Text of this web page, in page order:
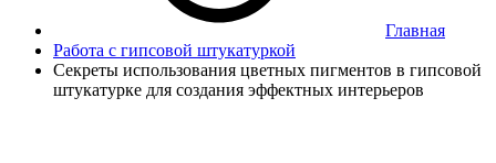
Главная
Работа с гипсовой штукатуркой
Секреты использования цветных пигментов в гипсовой
штукатурке для создания эффектных интерьеров